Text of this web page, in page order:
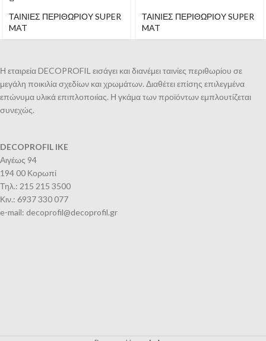
ΤΑΙΝΙΕΣ ΠΕΡΙΘΩΡΙΟΥ SUPER
MAT
ΤΑΙΝΙΕΣ ΠΕΡΙΘΩΡΙΟΥ SUPER
MAT
Η εταιρεία DECOPROFIL εισάγει και διανέμει ταινίες περιθωρίου σε
μεγάλη ποικιλία σχεδίων και χρωμάτων. Διαθέτει επίσης επιλεγμένα
επώνυμα υλικά επιπλοποιίας. Η γκάμα των προϊόντων εμπλουτίζεται
συνεχώς.
DECOPROFIL IKE
Αιγέως 94
194 00 Κορωπί
Τηλ.: 215 215 3500
Κιν.: 6937 330 077
e-mail: decoprofil@decoprofil.gr